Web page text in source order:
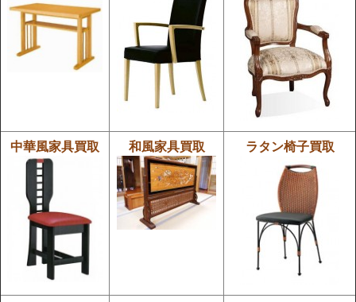
中華風家具買取 和風家具買取 ラタン椅子買取